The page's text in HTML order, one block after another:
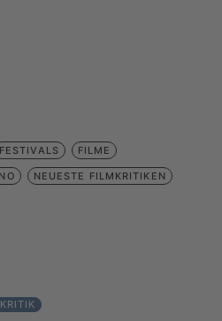
FESTIVALS FILME
NEUESTE FILMKRITIKEN